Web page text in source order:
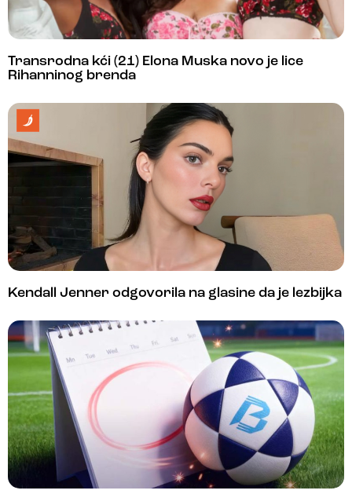
Transrodna kći (21) Elona Muska novo je lice
Rihanninog brenda
Kendall Jenner odgovorila na glasine da je lezbijka